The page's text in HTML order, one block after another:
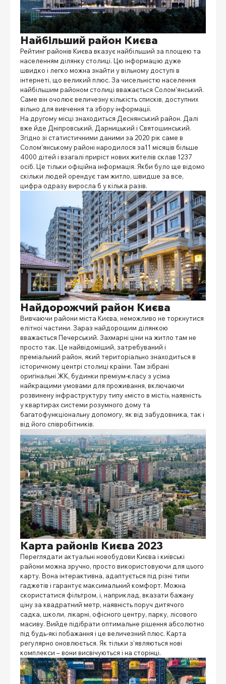
Найбільший район Києва
Рейтинг районів Києва вказує найбільший за площею та
населенням ділянку столиці. Цю інформацію дуже
швидко і легко можна знайти у вільному доступі в
інтернеті, що великий плюс. За чисельністю населення
найбільшим районом столиці вважається Солом’янський.
Саме він очолює величезну кількість списків, доступних
вільно для вивчення та збору інформації.
На другому місці знаходиться Деснянський район. Далі
вже йде Дніпровський, Дарницький і Святошинський.
Згідно зі статистичними даними за 2020 рік саме в
Солом’янському районі народилося за11 місяців більше
4000 дітей і взагалі приріст нових жителів склав 1237
осіб. Це тільки офіційна інформація. Якби було ще відомо
скільки людей орендує там житло, швидше за все,
цифра одразу виросла б у кілька разів.
Найдорожчий район Києва
Вивчаючи райони міста Києва, неможливо не торкнутися
елітної частини. Зараз найдорощим ділянкою
вважається Печерський. Захмарні ціни на житло там не
просто так. Це найвідоміший, затребуваний і
преміальний район, який територіально знаходиться в
історичному центрі столиці країни. Там зібрані
оригінальні ЖК, будинки преміум-класу з усіма
найкращими умовами для проживання, включаючи
розвинену інфраструктуру типу «місто в місті», наявність
у квартирах системи розумного дому та
багатофункціональну допомогу, як від забудовника, так і
від його співробітників.
Карта районів Києва 2023
Переглядати актуальні новобудови Києва і київські
райони можна зручно, просто використовуючи для цього
карту. Вона інтерактивна, адаптується під різні типи
гаджетів і гарантує максимальний комфорт. Можна
скористатися фільтром, і, наприклад, вказати бажану
ціну за квадратний метр, наявність поруч дитячого
садка, школи, лікарні, офісного центру, парку, лісового
масиву. Вийде підібрати оптимальне рішення абсолютно
під будь-які побажання і це величезний плюс. Карта
регулярно оновлюється. Як тільки з’являються нові
комплекси – вони висвічуються і на сторінці.